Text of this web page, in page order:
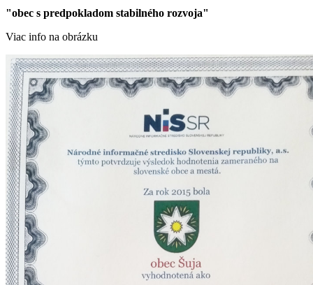
"obec s predpokladom stabilného rozvoja"
Viac info na obrázku